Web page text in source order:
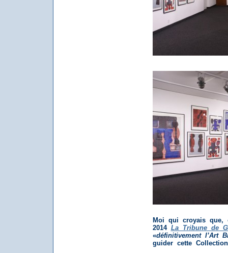
Moi qui croyais que,
2014 La Tribune de
«définitivement l’Art
guider cette